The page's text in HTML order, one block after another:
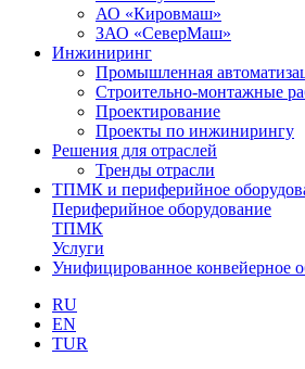
АО «Кировмаш»
ЗАО «СеверМаш»
Инжиниринг
Промышленная
Строительно-монтажные
Проектирование
Проекты по инжинирингу
Решения для отраслей
Тренды отрасли
ТПМК и периферийное
Периферийное оборудование
ТПМК
Услуги
Унифицированное конвейерное
RU
EN
TUR